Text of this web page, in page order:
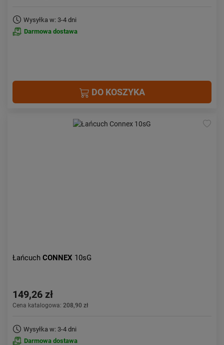
Wysyłka w: 3-4 dni
Darmowa dostawa
DO KOSZYKA
Łańcuch CONNEX 10sG
149,26 zł
Cena katalogowa: 208,90 zł
Wysyłka w: 3-4 dni
Darmowa dostawa